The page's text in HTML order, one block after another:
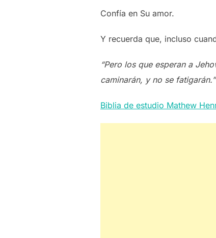
Confía en Su amor.
Y recuerda que, incluso
“Pero los que esperan a
caminarán, y no se fatigarán.”
Biblia de estudio Mathew